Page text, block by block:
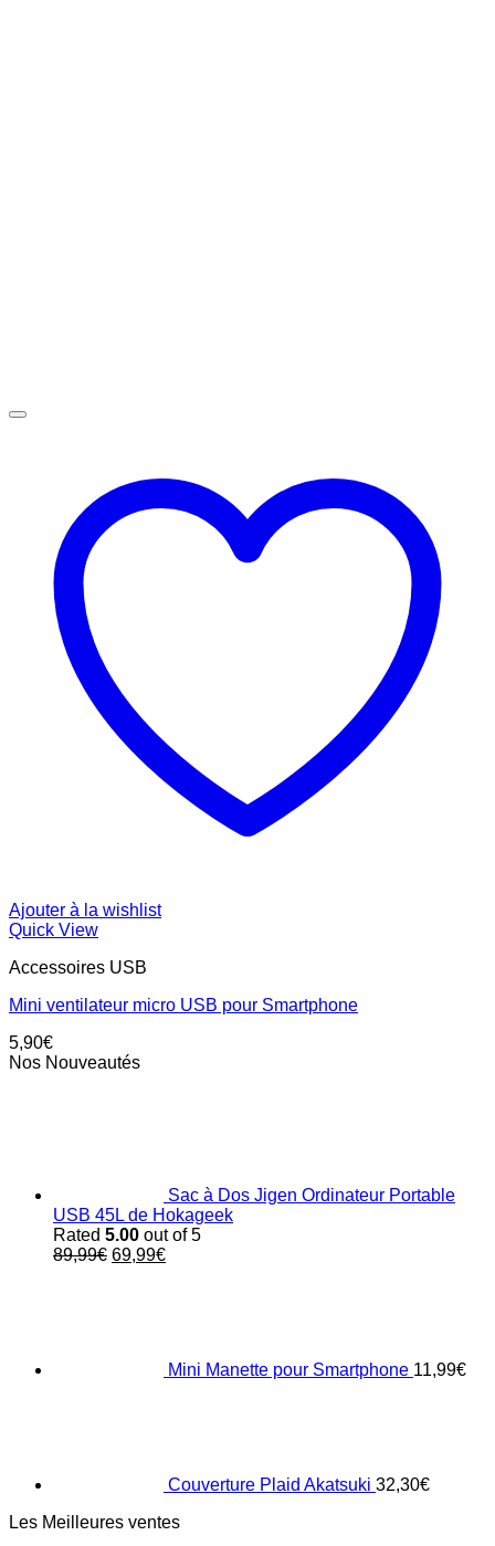
Ajouter à la wishlist
Quick View
Accessoires USB
Mini ventilateur micro USB pour Smartphone
5,90€
Nos Nouveautés
Sac à Dos Jigen Ordinateur Portable
USB 45L de Hokageek
Rated 5.00 out of 5
89,99€ Original
69,99€Current
Mini Manette pour Smartphone 11,99€
Couverture Plaid Akatsuki 32,30€
Les Meilleures ventes